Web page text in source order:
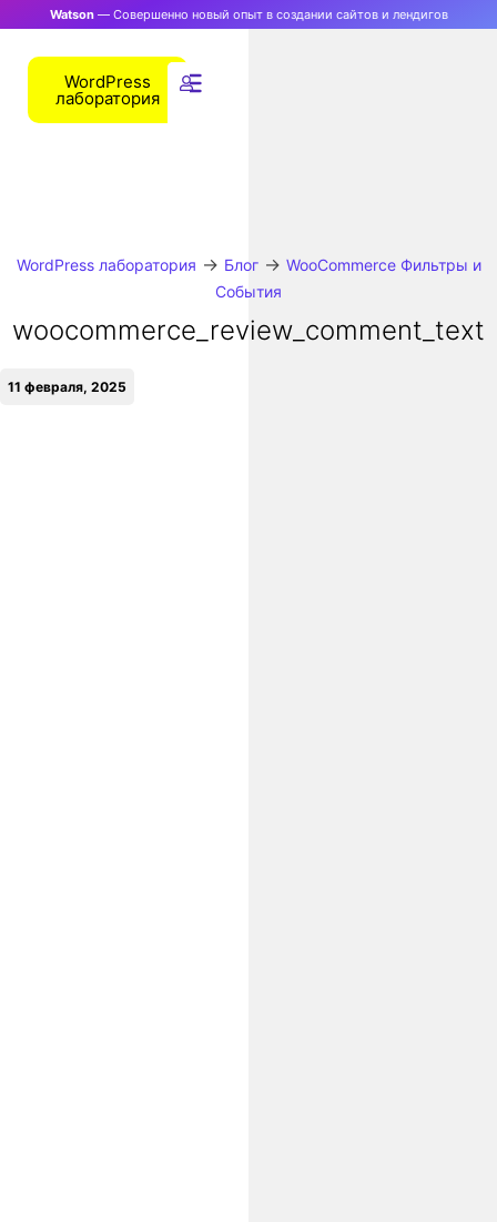
Watson— Совершенно новый опыт в создании сайтов и лендигов
WordPress
лаборатория
WordPress лаборатория → Блог→ WooCommerce Фильтры и
События
woocommerce_review_comment_text
11 февраля, 2025